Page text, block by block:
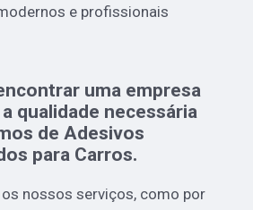
e profissionais
uma empresa
qualidade necessária
de Adesivos
para Carros.
nossos serviços, como por